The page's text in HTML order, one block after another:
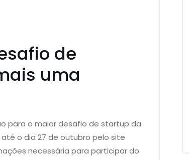
de
uma
para o maior desafio de startup da
o dia 27 de outubro pelo site
necessária para participar do